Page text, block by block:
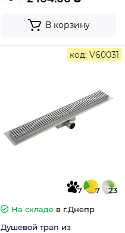
В корзину
код: V60031
7 7
23
На складе в г.Днепр
Душевой трап из